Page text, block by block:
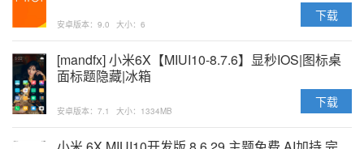
安卓版本：9.0 大小：6
下载
[mandfx] 小米6X【MIUI10-8.7.6】显秒IOS|图标桌
面标题隐藏|冰箱
安卓版本：7.1 大小：1334MB
下载